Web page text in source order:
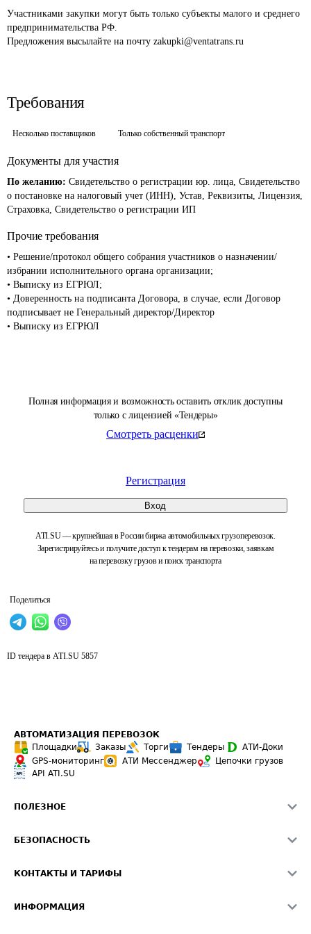
Полная информация и возможность оставить отклик доступны
только с лицензией «Тендеры»
Смотреть расценки
Регистрация
Вход
ATI.SU — крупнейшая в России биржа автомобильных грузоперевозок.
Зарегистрируйтесь и получите доступ к тендерам на перевозки, заявкам
на перевозку грузов и поиск транспорта
Поделиться
Участниками закупки могут быть только субъекты малого и среднего
предпринимательства РФ.
Предложения высылайте на почту zakupki@ventatrans.ru
Требования
Несколько поставщиков Только собственный транспорт
Документы для участия
По желанию: Свидетельство о регистрации юр. лица, Свидетельство
о постановке на налоговый учет (ИНН), Устав, Реквизиты, Лицензия,
Страховка, Свидетельство о регистрации ИП
Прочие требования
• Решение/протокол общего собрания участников о назначении/
избрании исполнительного органа организации;
• Выписку из ЕГРЮЛ;
• Доверенность на подписанта Договора, в случае, если Договор
подписывает не Генеральный директор/Директор
• Выписку из ЕГРЮЛ
ID тендера в ATI.SU 5857
АВТОМАТИЗАЦИЯ ПЕРЕВОЗОК
Площадки
Заказы Торги Тендеры
АТИ-Доки
GPS-мониторинг
АТИ Мессенджер
Цепочки грузов
API ATI.SU
ПОЛЕЗНОЕ
Звезды ATI.SU на вашем сайте
Средние ставки
БЕЗОПАСНОСТЬ
Светофор+
КОНТАКТЫ И ТАРИФЫ
ИНФОРМАЦИЯ